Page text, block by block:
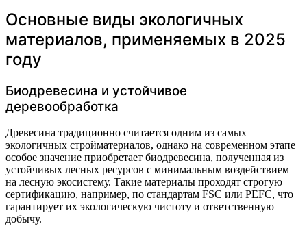
Основные виды экологичных
материалов, применяемых в 2025
году
Биодревесина и устойчивое
деревообработка
Древесина традиционно считается одним из самых
экологичных стройматериалов, однако на современном этапе
особое значение приобретает биодревесина, полученная из
устойчивых лесных ресурсов с минимальным воздействием
на лесную экосистему. Такие материалы проходят строгую
сертификацию, например, по стандартам FSC или PEFC, что
гарантирует их экологическую чистоту и ответственную
добычу.